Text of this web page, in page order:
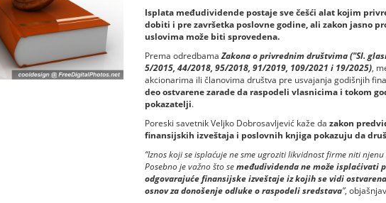
Isplata međudividende postaje sve češći alat kojim
dobiti i pre završetka poslovne godine, ali zakon jasno
uslovima može biti sprovedena.
Prema odredbamaZakona o privrednim društvima ("Sl.
5/2015, 44/2018, 95/2018, 91/2019, 109/2021 i 19/2025),
akcionarima ili članovima društva pre usvajanja godišnjih
deo ostvarene zarade da raspodeli vlasnicima i tokom
pokazatelji.
Poreski savetnik Veljko Dobrosavljević kaže da zakon
finansijskih izveštaja i poslovnih knjiga pokazuju da
“Iznos koji se isplaćuje ne sme ugroziti likvidnost firme niti
Posebno je važno što semeđudividenda ne može isplaćivati
odgovarajuće finansijske izveštaje iz kojih se vidi
osnov za donošenje odluke o raspodeli sredstava”,